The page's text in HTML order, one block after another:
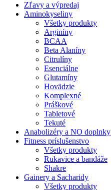
Zľavy a výpredaj
Aminokyseliny
Všetky produkty
Arginíny
BCAA
Beta Alaníny
Citrulíny
Esenciálne
Glutamíny
Hovädzie
Komplexné
Práškové
Tabletové
Tekuté
Anabolizéry a NO doplnky
Fitness príslušenstvo
Všetky produkty
Rukavice a bandáže
Shakre
Gainery a Sacharidy
Všetky produkty